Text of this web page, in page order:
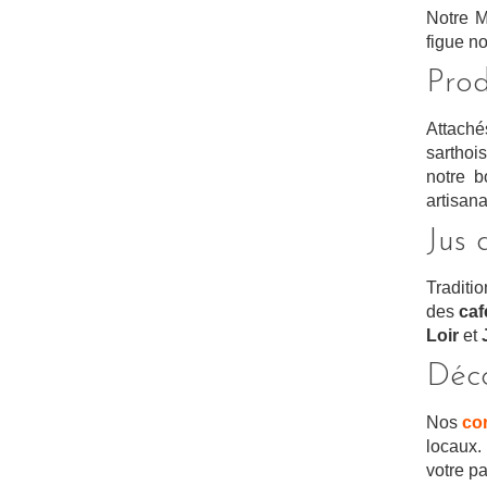
Notre
figue
notre
Jus
des
Loir et
Nos
votre